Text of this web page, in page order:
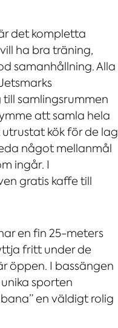
det kompletta
ha bra träning,
samanhållning. Alla
samlingsrummen
att samla hela
kök för de lag
något mellanmål
ingår. I
gratis kaffe till
en fin 25-meters
fritt under de
öppen. I bassängen
sporten
en väldigt rolig